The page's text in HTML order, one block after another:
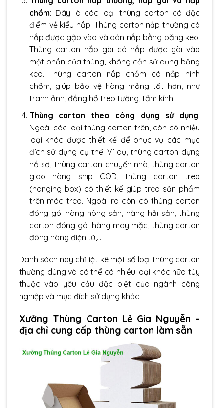
chồm: Đây là các loại thùng carton có đặc
điểm về kiểu nắp. Thùng carton nắp thường có
nắp được gập vào và dán nắp bằng băng keo.
Thùng carton nắp gài có nắp được gài vào
một phần của thùng, không cần sử dụng băng
keo. Thùng carton nắp chồm có nắp hình
chồm, giúp bảo vệ hàng mỏng tốt hơn, như
tranh ảnh, đồng hồ treo tường, tấm kính.
Thùng carton theo công dụng sử dụng:
Ngoài các loại thùng carton trên, còn có nhiều
loại khác được thiết kế để phục vụ các mục
đích sử dụng cụ thể. Ví dụ, thùng carton dựng
hồ sơ, thùng carton chuyển nhà, thùng carton
giao hàng ship COD, thùng carton treo
(hanging box) có thiết kế giúp treo sản phẩm
trên móc treo. Ngoài ra còn có thùng carton
đóng gói hàng nông sản, hàng hải sản, thùng
carton đóng gói hàng may mặc, thùng carton
đóng hàng điện tử,…
Danh sách này chỉ liệt kê một số loại thùng carton
thường dùng và có thể có nhiều loại khác nữa tùy
thuộc vào yêu cầu đặc biệt của ngành công
nghiệp và mục đích sử dụng khác.
Xưởng Thùng Carton Lẻ Gia Nguyễn –
địa chỉ cung cấp thùng carton làm sẵn